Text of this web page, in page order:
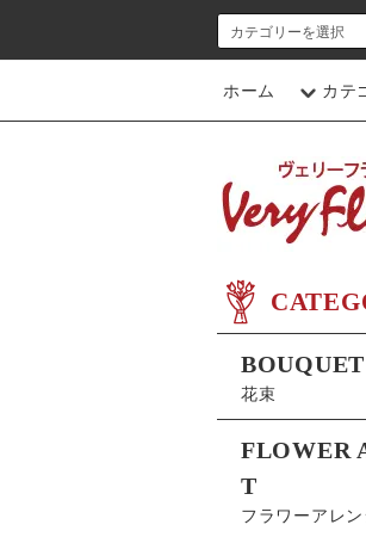
ホーム カテ
BOUQUET
花束
FLOWER
T
フラワーアレン